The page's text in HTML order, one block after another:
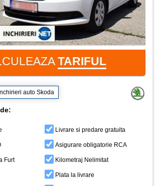
TARIFUL
auto Skoda
Livrare si predare gratuita
Asigurare obligatorie RCA
Furt Kilometraj Nelimitat
Plata la livrare